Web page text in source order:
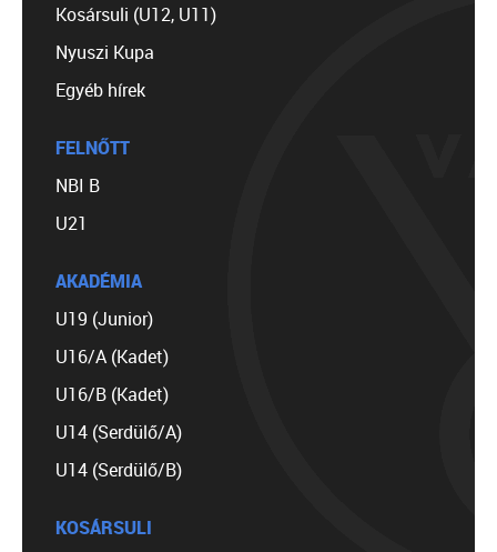
Kosársuli (U12, U11)
Nyuszi Kupa
Egyéb hírek
FELNŐTT
NBI B
U21
AKADÉMIA
U19 (Junior)
U16/A (Kadet)
U16/B (Kadet)
U14 (Serdülő/A)
U14 (Serdülő/B)
KOSÁRSULI